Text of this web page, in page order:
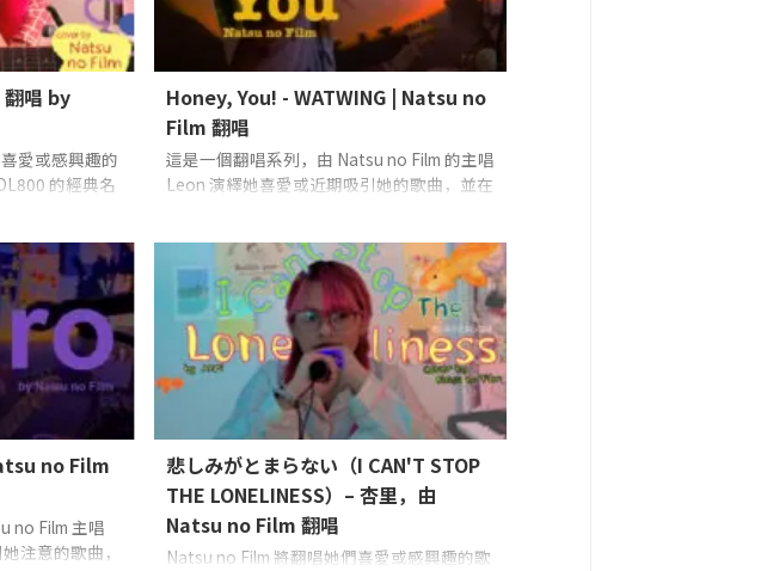
翻唱 by
愛或感興趣的
的經典名
Honey, You! - WATWING | Natsu no
Film 翻唱
這是一個翻唱系列，由 Natsu no Film 的主唱
Leon 演繹她喜愛或近期吸引她的歌曲，並在
他：Leon (Natsu no Film)
no Film
no Film 主唱
注意的歌曲，
悲しみがとまらない（I CAN'T STOP
THE LONELINESS）– 杏里，由
Natsu no Film 翻唱
Natsu no Film 將翻唱她們喜愛或感興趣的歌